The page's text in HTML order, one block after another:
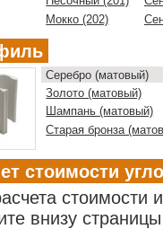
Мокко (202)
Серебро (матовый)
Золото (матовый)
Шампань (матовый)
Старая бронза
стоимости
стоимости
внизу